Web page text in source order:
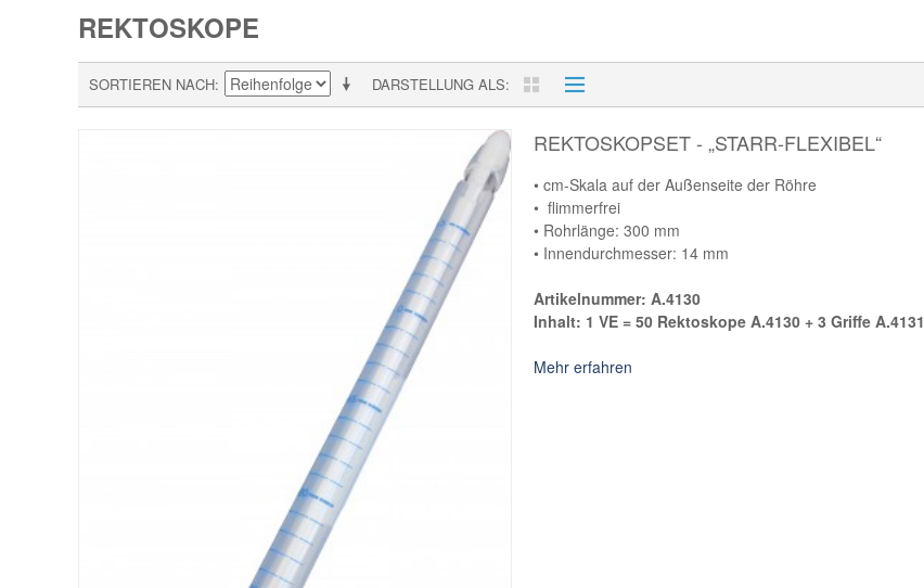
REKTOSKOPE
DARSTELLUNG ALS
SORTIEREN NACH
REKTOSKOPSET - „STARR-FLEXIBEL“
• cm-Skala auf der Außenseite der Röhre
• flimmerfrei
• Rohrlänge: 300 mm
• Innendurchmesser: 14 mm
Artikelnummer: A.4130
Inhalt: 1 VE = 50 Rektoskope A.4130 + 3 Griffe A.4131
Mehr erfahren